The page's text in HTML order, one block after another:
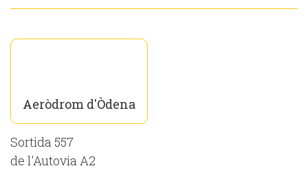
Aeròdrom d'Òdena
Sortida 557
de l'Autovia A2